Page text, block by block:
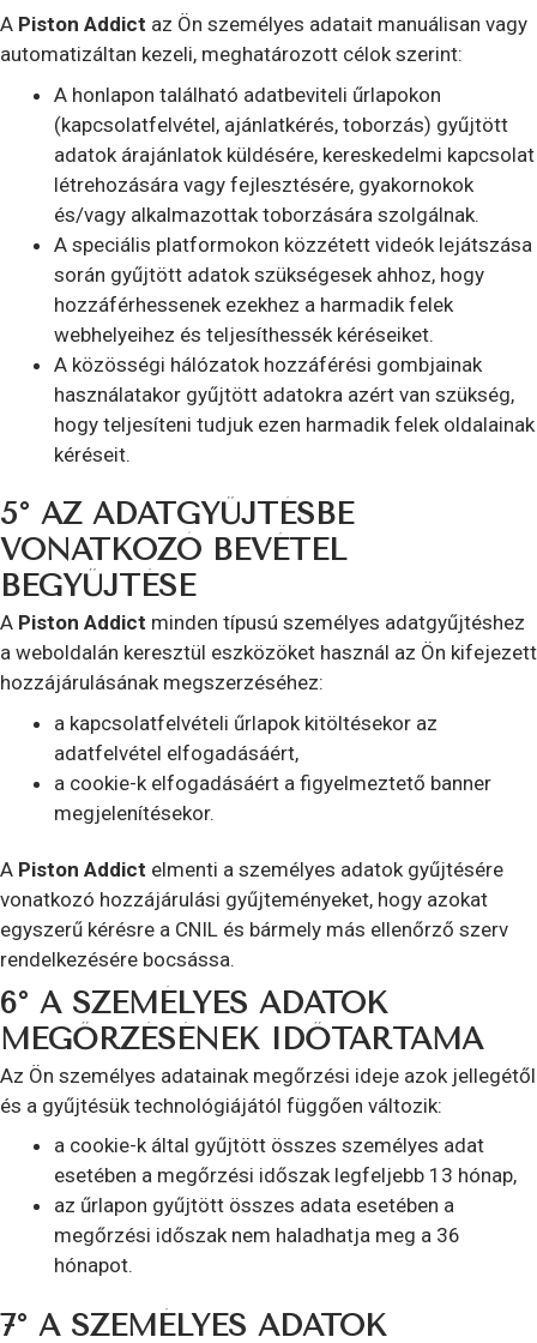
A Piston Addict az Ön személyes adatait manuálisan vagy
automatizáltan kezeli, meghatározott célok szerint:
A honlapon található adatbeviteli űrlapokon
(kapcsolatfelvétel, ajánlatkérés, toborzás) gyűjtött
adatok árajánlatok küldésére, kereskedelmi kapcsolat
létrehozására vagy fejlesztésére, gyakornokok
és/vagy alkalmazottak toborzására szolgálnak.
A speciális platformokon közzétett videók lejátszása
során gyűjtött adatok szükségesek ahhoz, hogy
hozzáférhessenek ezekhez a harmadik felek
webhelyeihez és teljesíthessék kéréseiket.
A közösségi hálózatok hozzáférési gombjainak
használatakor gyűjtött adatokra azért van szükség,
hogy teljesíteni tudjuk ezen harmadik felek oldalainak
kéréseit.
5° AZ ADATGYŰJTÉSBE
VONATKOZÓ BEVÉTEL
BEGYŰJTÉSE
A Piston Addict minden típusú személyes adatgyűjtéshez
a weboldalán keresztül eszközöket használ az Ön kifejezett
hozzájárulásának megszerzéséhez:
a kapcsolatfelvételi űrlapok kitöltésekor az
adatfelvétel elfogadásáért,
a cookie-k elfogadásáért a figyelmeztető banner
megjelenítésekor.
A Piston Addict elmenti a személyes adatok gyűjtésére
vonatkozó hozzájárulási gyűjteményeket, hogy azokat
egyszerű kérésre a CNIL és bármely más ellenőrző szerv
rendelkezésére bocsássa.
6° A SZEMÉLYES ADATOK
MEGŐRZÉSÉNEK IDŐTARTAMA
Az Ön személyes adatainak megőrzési ideje azok jellegétől
és a gyűjtésük technológiájától függően változik:
a cookie-k által gyűjtött összes személyes adat
esetében a megőrzési időszak legfeljebb 13 hónap,
az űrlapon gyűjtött összes adata esetében a
megőrzési időszak nem haladhatja meg a 36
hónapot.
7° A SZEMÉLYES ADATOK